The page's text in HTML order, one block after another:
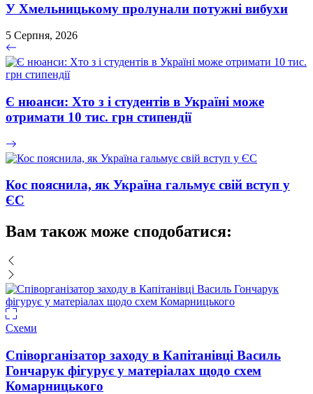
У Хмельницькому пролунали потужні вибухи
5 Серпня, 2026
Є нюанси: Хто з і студентів в Україні може
отримати 10 тис. грн стипендії
Кос пояснила, як Україна гальмує свій вступ у
ЄС
Вам також може сподобатися:
Схеми
Співорганізатор заходу в Капітанівці Василь
Гончарук фігурує у матеріалах щодо схем
Комарницького